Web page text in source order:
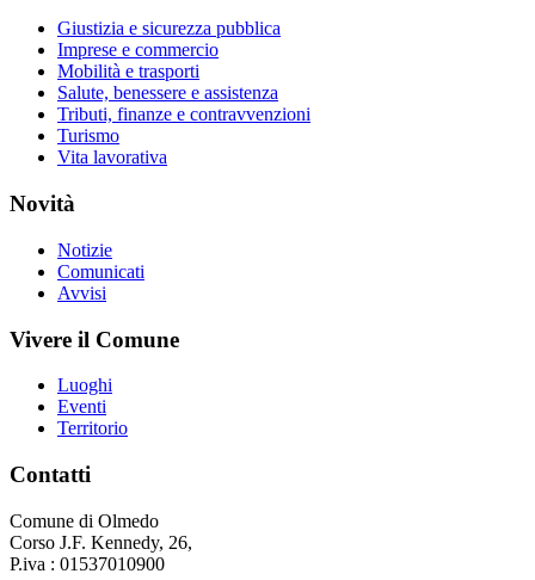
Giustizia e sicurezza pubblica
Imprese e commercio
Mobilità e trasporti
Salute, benessere e assistenza
Tributi, finanze e contravvenzioni
Turismo
Vita lavorativa
Novità
Notizie
Comunicati
Avvisi
Vivere il Comune
Luoghi
Eventi
Territorio
Contatti
Comune di Olmedo
Corso J.F. Kennedy, 26,
P.iva : 01537010900